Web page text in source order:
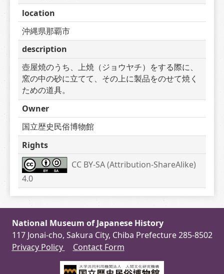
location
沖縄県那覇市
description
壺屋焼のうち、上焼（ジョウヤチ）をする際に、
窯の中の砂に立てて、その上に製品をのせて焼く
ための道具。
Owner
国立歴史民俗博物館
Rights
CC BY-SA (Attribution-ShareAlike)
4.0
National Museum of Japanese History
117 Jonai-cho, Sakura City, Chiba Prefecture 285-8502
Privacy Policy
Contact Form